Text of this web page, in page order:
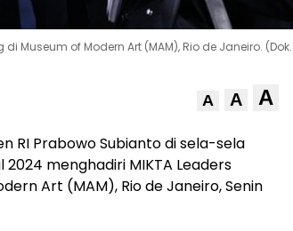
Museum of Modern Art (MAM), Rio de Janeiro. (Dok.
A A A
RI Prabowo Subianto di sela-sela
menghadiri MIKTA Leaders
Art (MAM), Rio de Janeiro, Senin